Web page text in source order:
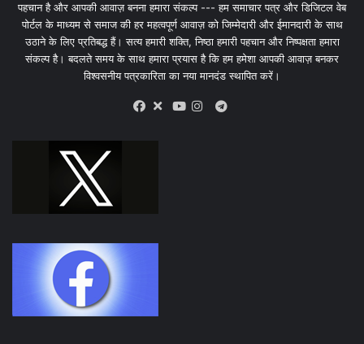
पहचान है और आपकी आवाज़ बनना हमारा संकल्प --- हम समाचार पत्र और डिजिटल वेब
पोर्टल के माध्यम से समाज की हर महत्वपूर्ण आवाज़ को जिम्मेदारी और ईमानदारी के साथ
उठाने के लिए प्रतिबद्ध हैं। सत्य हमारी शक्ति, निष्ठा हमारी पहचान और निष्पक्षता हमारा
संकल्प है। बदलते समय के साथ हमारा प्रयास है कि हम हमेशा आपकी आवाज़ बनकर
विश्वसनीय पत्रकारिता का नया मानदंड स्थापित करें।
X
Telegram